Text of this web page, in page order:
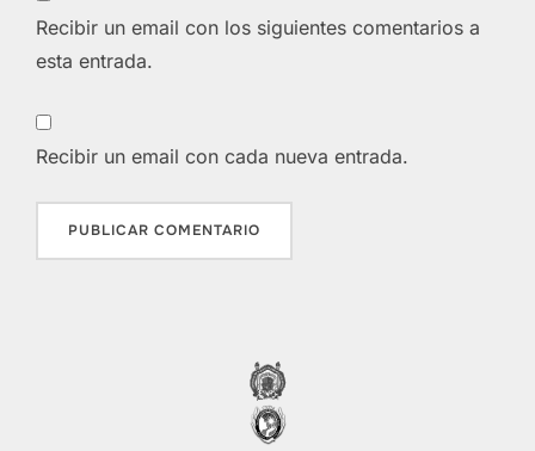
Recibir un email con los siguientes comentarios a
esta entrada.
Recibir un email con cada nueva entrada.